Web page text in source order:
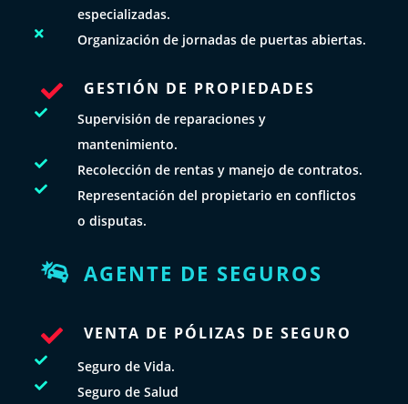
especializadas.
 Organización de jornadas de puertas abiertas.
 GESTIÓN DE PROPIEDADES

Supervisión de reparaciones y
mantenimiento.
 Recolección de rentas y manejo de contratos.

Representación del propietario en conflictos
o disputas.
 AGENTE DE SEGUROS
 VENTA DE PÓLIZAS DE SEGURO
 Seguro de Vida.
 Seguro de Salud